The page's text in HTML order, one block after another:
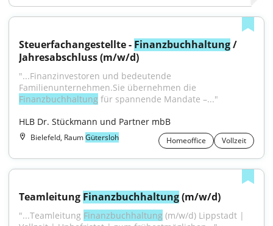
Steuerfachangestellte - Finanzbuchhaltung /
Jahresabschluss (m/w/d)
"...Finanzinvestoren und bedeutende
Finanzbuchhaltung für spannende Mandate –..."
HLB Dr. Stückmann und Partner mbB
Bielefeld, RaumGütersloh Homeoffice Vollzeit
Teamleitung Finanzbuchhaltung (m/w/d)
"...Teamleitung Finanzbuchhaltung (m/w/d) Lippstadt |